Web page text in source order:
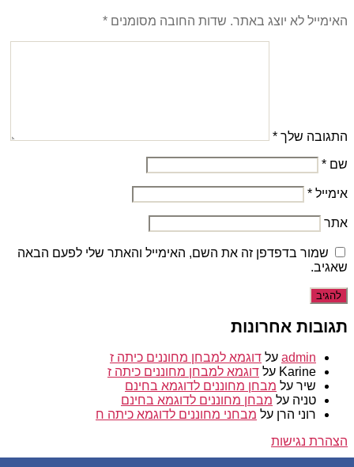
האימייל לא יוצג באתר. שדות החובה מסומנים *
התגובה שלך *
שם *
אימייל *
אתר
שמור בדפדפן זה את השם, האימייל והאתר שלי לפעם הבאה
שאגיב.
תגובות אחרונות
admin על דוגמא למבחן מחוננים כיתה ז
Karine על דוגמא למבחן מחוננים כיתה ז
שיר על מבחן מחוננים לדוגמא בחינם
טניה על מבחן מחוננים לדוגמא בחינם
רוני הרן על מבחני מחוננים לדוגמא כיתה ח
הצהרת נגישות